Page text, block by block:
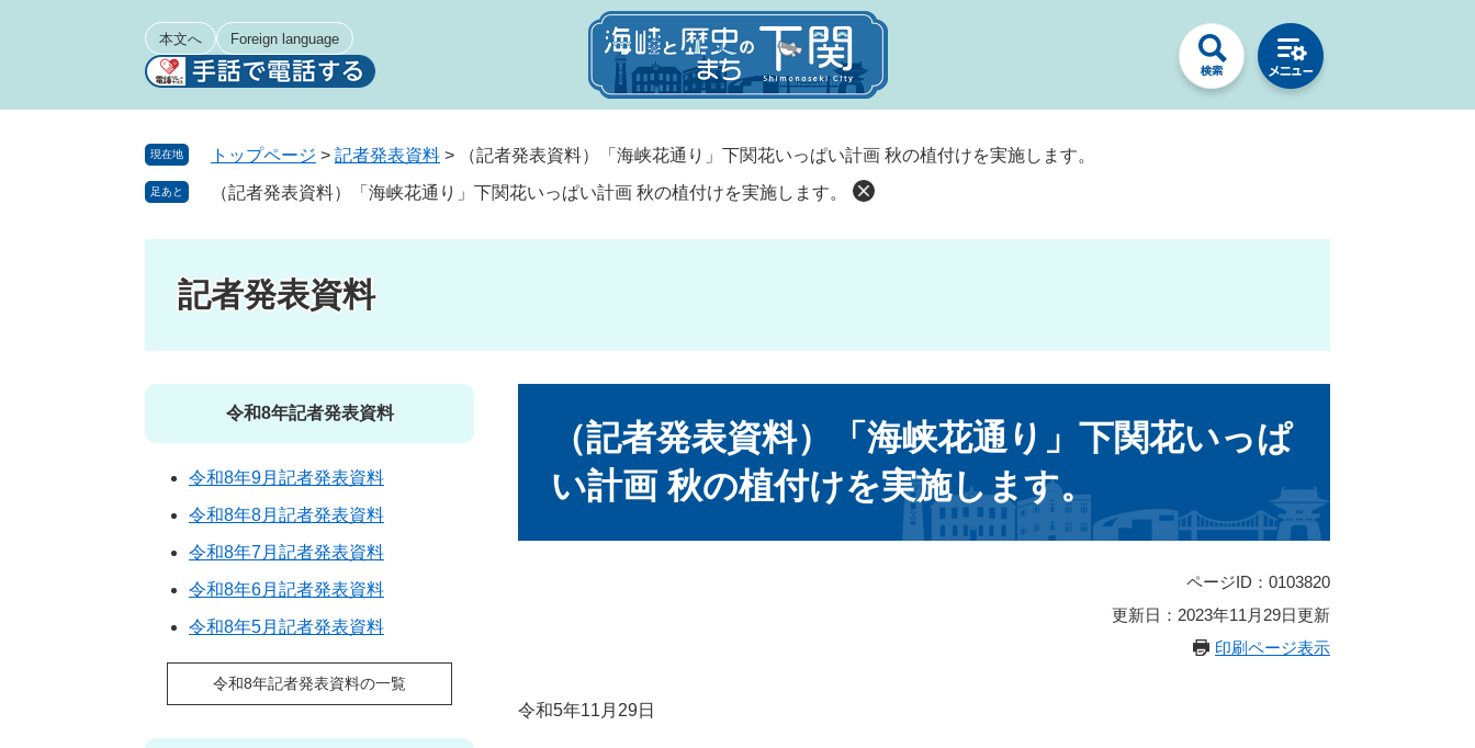
本文へ Foreign language
現在地 トップページ > 記者発表資料 > （記者発表資料）「海峡花通り」下関花いっぱい計画 秋の植付けを実施します。
足あと （記者発表資料）「海峡花通り」下関花いっぱい計画 秋の植付けを実施します。
記者発表資料
（記者発表資料）「海峡花通り」下関花いっぱ
い計画 秋の植付けを実施します。
ページID：0103820
更新日：2023年11月29日更新
印刷ページ表示
令和5年11月29日
令和8年記者発表資料
令和8年9月記者発表資料
令和8年8月記者発表資料
令和8年7月記者発表資料
令和8年6月記者発表資料
令和8年5月記者発表資料
令和8年記者発表資料の一覧